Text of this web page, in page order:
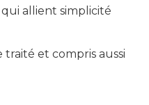
allient simplicité
et compris aussi